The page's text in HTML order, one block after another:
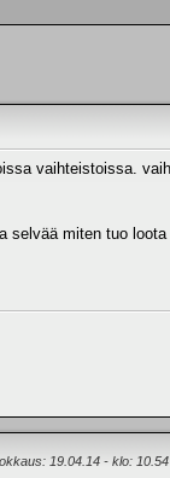
vaihteistoissa.
miten tuo loota
: 19.04.14 - klo: